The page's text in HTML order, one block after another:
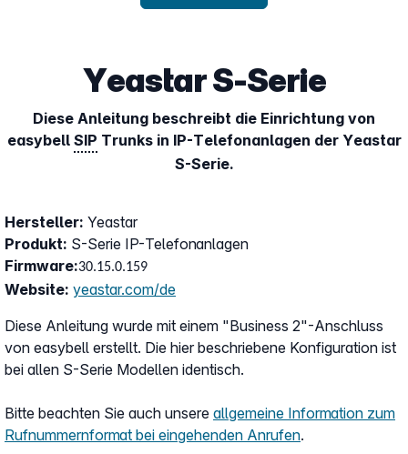
Yeastar S-Serie
Diese Anleitung beschreibt die Einrichtung von
easybell SIP Trunks in IP-Telefonanlagen der Yeastar
S-Serie.
Hersteller: Yeastar
Produkt: S-Serie IP-Telefonanlagen
Firmware:30.15.0.159
Website: yeastar.com/de
Diese Anleitung wurde mit einem "Business 2"-Anschluss
von easybell erstellt. Die hier beschriebene Konfiguration ist
bei allen S-Serie Modellen identisch.
Bitte beachten Sie auch unsere allgemeine Information zum
Rufnummernformat bei eingehenden Anrufen.